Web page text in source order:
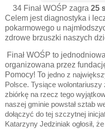
34 Finał WOŚP zagra 25
Celem jest diagnostyka i
pokarmowego u
zdrowe brzuszki naszych
Finał WOŚP to
organizowana przez
Pomocy! To jedno z
Polsce. Tysiące wolontariuszy
zbiórkę na rzecz tego
naszej gminie powstał sztab
dołączyć do tej szczytnej
Katarzyny Jedziniak ogłosił,